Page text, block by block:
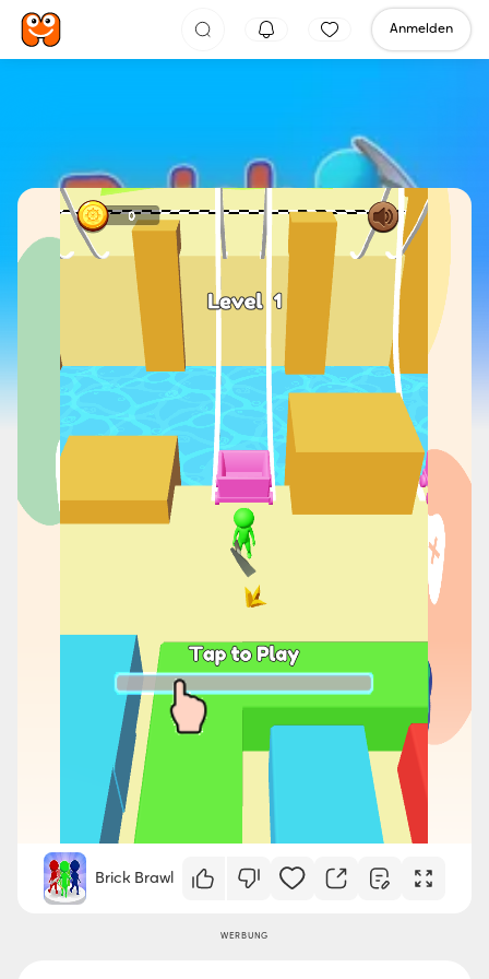
Anmelden
Brick Brawl
WERBUNG